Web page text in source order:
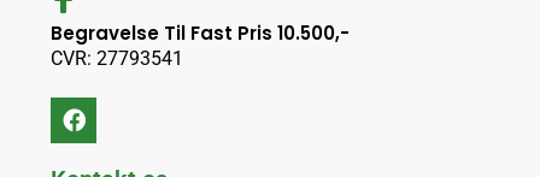
Begravelse Til Fast Pris 10.500,-
CVR: 27793541